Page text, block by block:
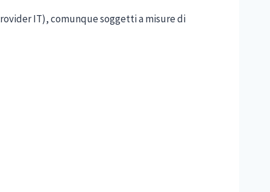
IT), comunque soggetti a misure di